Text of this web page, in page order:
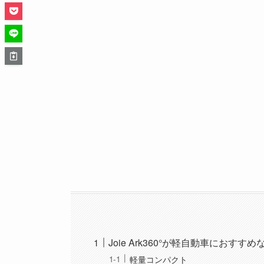
Joie Ark360°が軽自動車におすすめ
軽量コンパクト